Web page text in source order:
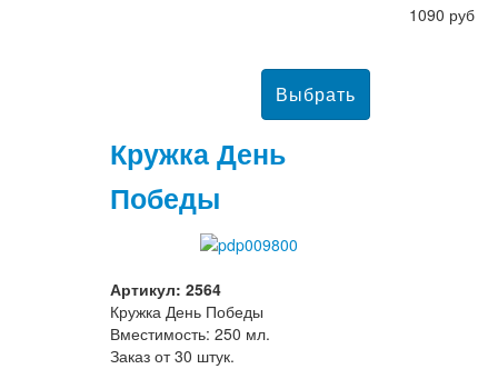
1090 руб
Кружка День
Победы
Артикул: 2564
Кружка День Победы
Вместимость: 250 мл.
Заказ от 30 штук.